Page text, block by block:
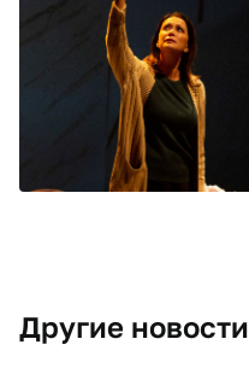
Другие новости